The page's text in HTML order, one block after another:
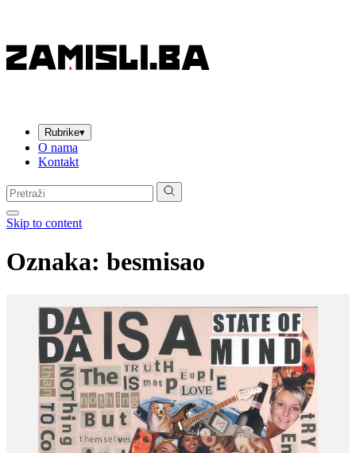
Rubrike▾
O nama
Kontakt
Pretraga:
Skip to content
Oznaka: besmisao